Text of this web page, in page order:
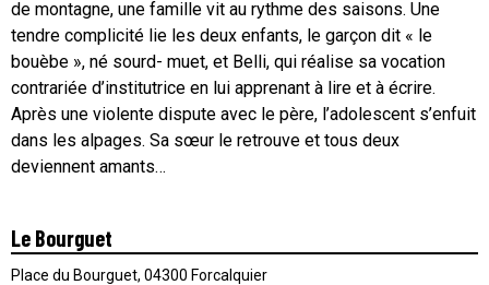
de montagne, une famille vit au rythme des saisons. Une
tendre complicité lie les deux enfants, le garçon dit « le
bouèbe », né sourd- muet, et Belli, qui réalise sa vocation
contrariée d’institutrice en lui apprenant à lire et à écrire.
Après une violente dispute avec le père, l’adolescent s’enfuit
dans les alpages. Sa sœur le retrouve et tous deux
deviennent amants…
Le Bourguet
Place du Bourguet, 04300 Forcalquier